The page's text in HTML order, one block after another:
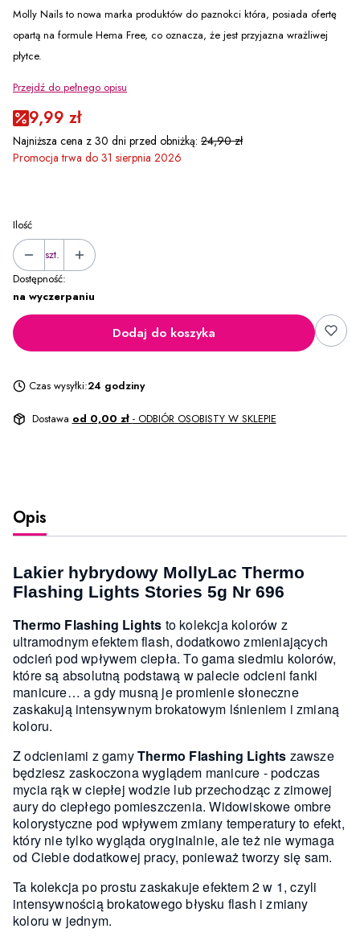
Molly Nails to nowa marka produktów do paznokci która, posiada ofertę
opartą na formule Hema Free, co oznacza, że jest przyjazna wrażliwej
płytce.
Przejdź do pełnego opisu
9,99 zł
Najniższa cena z 30 dni przed obniżką: 24,90 zł
Promocja trwa do 31 sierpnia 2026
Ilość
szt.
Dostępność:
na wyczerpaniu
Dodaj do koszyka
Czas wysyłki:24 godziny
Dostawa od 0,00 zł - ODBIÓR OSOBISTY W SKLEPIE
Opis
Lakier hybrydowy MollyLac Thermo
Flashing Lights Stories 5g Nr 696
Thermo Flashing Lights to kolekcja kolorów z
ultramodnym efektem flash, dodatkowo zmieniających
odcień pod wpływem ciepła. To gama siedmiu kolorów,
które są absolutną podstawą w palecie odcieni fanki
manicure… a gdy musną je promienie słoneczne
zaskakują intensywnym brokatowym lśnieniem i zmianą
koloru.
Z odcieniami z gamyThermo Flashing Lights zawsze
będziesz zaskoczona wyglądem manicure - podczas
mycia rąk w ciepłej wodzie lub przechodząc z zimowej
aury do ciepłego pomieszczenia. Widowiskowe ombre
kolorystyczne pod wpływem zmiany temperatury to efekt,
który nie tylko wygląda oryginalnie, ale też nie wymaga
od Ciebie dodatkowej pracy, ponieważ tworzy się sam.
Ta kolekcja po prostu zaskakuje efektem 2 w 1, czyli
intensywnością brokatowego błysku flash i zmiany
koloru w jednym.